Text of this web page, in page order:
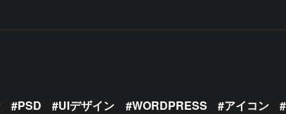
PSD UIデザイン WORDPRESS アイコン